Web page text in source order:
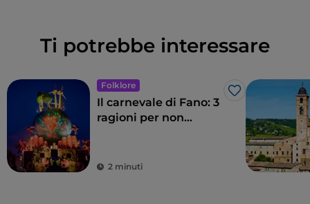
Ti potrebbe interessare
Folklore
Like
Il carnevale di Fano: 3
ragioni per non
2 minuti